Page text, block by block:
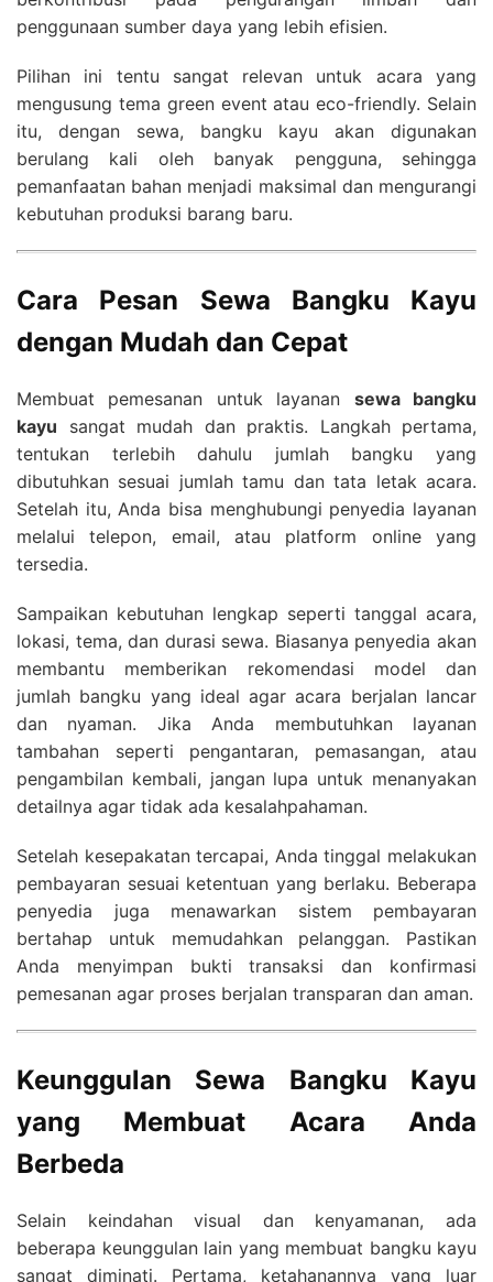
penggunaan sumber daya yang lebih efisien.
Pilihan ini tentu sangat relevan untuk acara yang
mengusung tema green event atau eco-friendly. Selain
itu, dengan sewa, bangku kayu akan digunakan
berulang kali oleh banyak pengguna, sehingga
pemanfaatan bahan menjadi maksimal dan mengurangi
kebutuhan produksi barang baru.
Cara Pesan Sewa Bangku Kayu
dengan Mudah dan Cepat
Membuat pemesanan untuk layanan sewa bangku
kayu sangat mudah dan praktis. Langkah pertama,
tentukan terlebih dahulu jumlah bangku yang
dibutuhkan sesuai jumlah tamu dan tata letak acara.
Setelah itu, Anda bisa menghubungi penyedia layanan
melalui telepon, email, atau platform online yang
tersedia.
Sampaikan kebutuhan lengkap seperti tanggal acara,
lokasi, tema, dan durasi sewa. Biasanya penyedia akan
membantu memberikan rekomendasi model dan
jumlah bangku yang ideal agar acara berjalan lancar
dan nyaman. Jika Anda membutuhkan layanan
tambahan seperti pengantaran, pemasangan, atau
pengambilan kembali, jangan lupa untuk menanyakan
detailnya agar tidak ada kesalahpahaman.
Setelah kesepakatan tercapai, Anda tinggal melakukan
pembayaran sesuai ketentuan yang berlaku. Beberapa
penyedia juga menawarkan sistem pembayaran
bertahap untuk memudahkan pelanggan. Pastikan
Anda menyimpan bukti transaksi dan konfirmasi
pemesanan agar proses berjalan transparan dan aman.
Keunggulan Sewa Bangku Kayu
yang Membuat Acara Anda
Berbeda
Selain keindahan visual dan kenyamanan, ada
beberapa keunggulan lain yang membuat bangku kayu
sangat diminati. Pertama, ketahanannya yang luar